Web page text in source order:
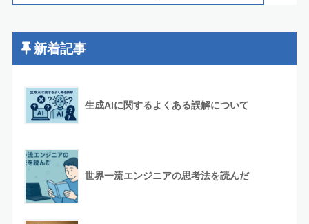
新着記事
生成AIに関するよくある誤解について
世界一流エンジニアの思考法を読んだ